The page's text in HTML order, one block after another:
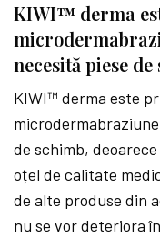
KIWI™ derma
necesită piese de
KIWI™ derma este
de schimb,
oțel de calitate
de alte produse din
nu se vor deteriora